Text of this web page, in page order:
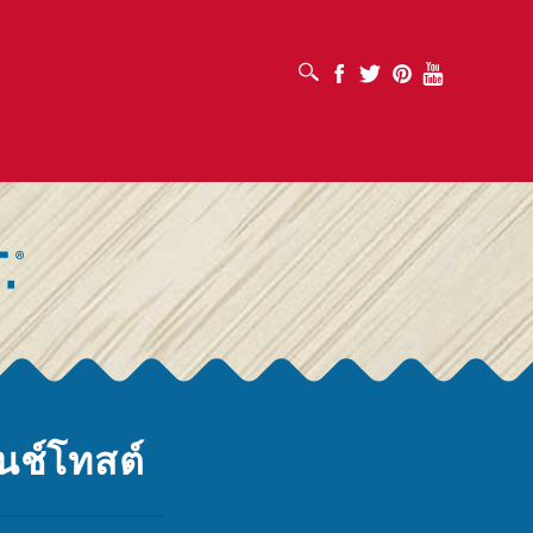
เปิดช่องค้นหา Facebook
Twitter PinterestYoutube
ช์โทสต์